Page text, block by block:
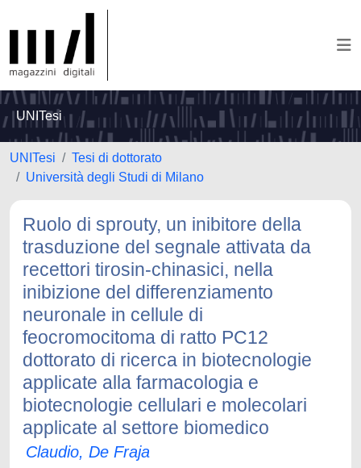
UNITesi
UNITesi
Tesi di dottorato
Università degli Studi di Milano
Ruolo di sprouty, un inibitore della
trasduzione del segnale attivata da
recettori tirosin-chinasici, nella
inibizione del differenziamento
neuronale in cellule di
feocromocitoma di ratto PC12
dottorato di ricerca in biotecnologie
applicate alla farmacologia e
biotecnologie cellulari e molecolari
applicate al settore biomedico
Claudio, De Fraja